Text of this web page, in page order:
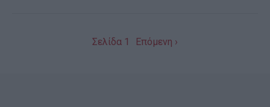
Σελίδα 1 Επόμενη ›